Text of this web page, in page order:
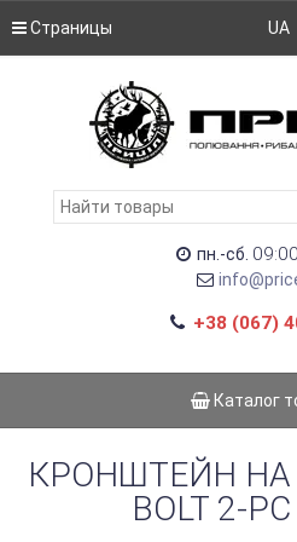
Страницы UA
пн.-сб.
+38 (067)
Каталог
КРОНШТЕЙН НА
BOLT 2-